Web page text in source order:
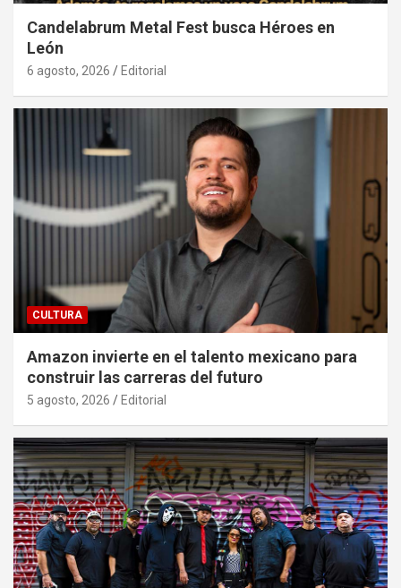
Candelabrum Metal Fest busca Héroes en
León
6 agosto, 2026 Editorial
CULTURA
Amazon invierte en el talento mexicano para
construir las carreras del futuro
5 agosto, 2026 Editorial